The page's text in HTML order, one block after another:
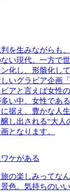
を生みながらも
い現代。一方で
化し、形骸化し
いグラビア企画
アと言えば女性
い中、女性であ
据え、豊かな人
し出される“大人
となります。
ケがある
の楽しみってな
色。気持ちのい